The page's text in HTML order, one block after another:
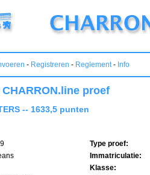
- Registreren - Reglement- Info
proef
-- 1633,5 punten
Type proef:
Immatriculatie:
Klasse: